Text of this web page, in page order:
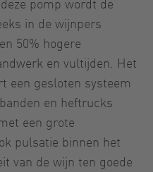
in de wijnpers
50% hogere
en vultijden. Het
een gesloten systeem
en heftrucks
een grote
pulsatie binnen het
van de wijn ten goede